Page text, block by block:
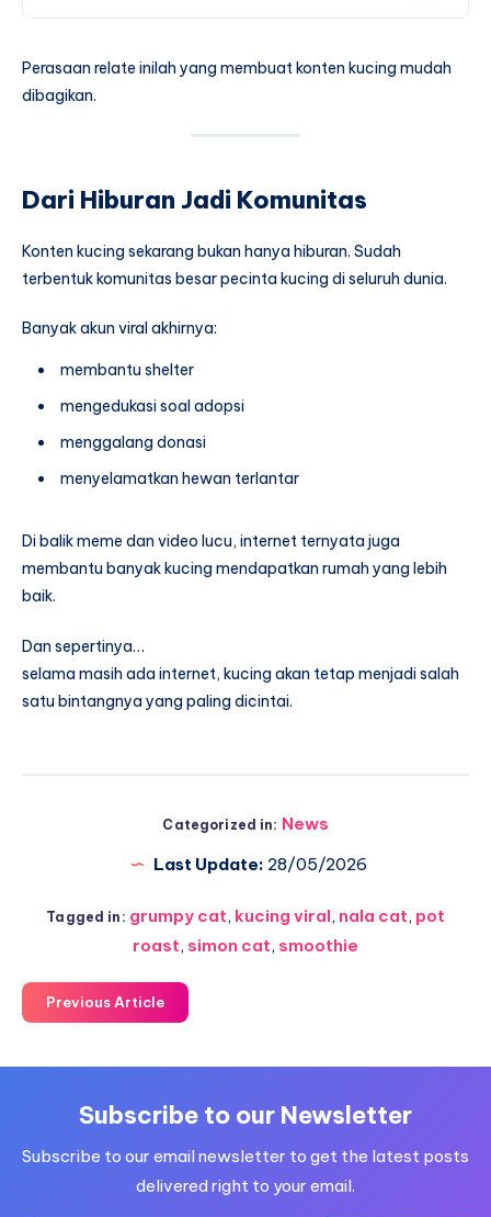
Perasaan relate inilah yang membuat konten kucing mudah
dibagikan.
Dari Hiburan Jadi Komunitas
Konten kucing sekarang bukan hanya hiburan. Sudah
terbentuk komunitas besar pecinta kucing di seluruh dunia.
Banyak akun viral akhirnya:
membantu shelter
mengedukasi soal adopsi
menggalang donasi
menyelamatkan hewan terlantar
Di balik meme dan video lucu, internet ternyata juga
membantu banyak kucing mendapatkan rumah yang lebih
baik.
Dan sepertinya…
selama masih ada internet, kucing akan tetap menjadi salah
satu bintangnya yang paling dicintai.
Categorized in: News
Last Update: 28/05/2026
Tagged in: grumpy cat, kucing viral, nala cat, pot
roast, simon cat, smoothie
Previous Article
Subscribe to our Newsletter
Subscribe to our email newsletter to get the latest posts
delivered right to your email.